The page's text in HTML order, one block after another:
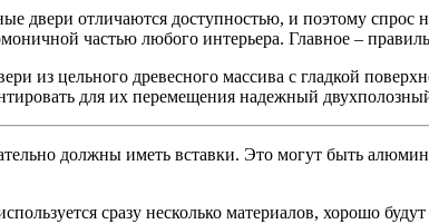
двери отличаются доступностью, и поэтому спрос
частью любого интерьера. Главное –
из цельного древесного массива с гладкой
для их перемещения надежный
должны иметь вставки. Это могут быть
сразу несколько материалов, хорошо